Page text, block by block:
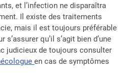
et l’infection ne disparaîtra
Il existe des traitements
mais il est toujours préférable
qu’il s’agit bien d’une
judicieux de toujours consulter
en cas de symptômes